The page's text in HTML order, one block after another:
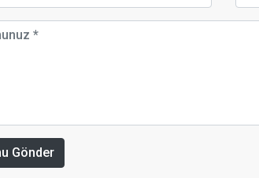
Gönder